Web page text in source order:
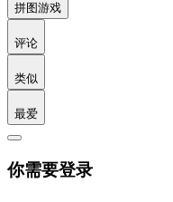
拼图游戏
评论
类似
最爱
你需要登录